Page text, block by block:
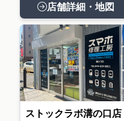
店舗詳細・地図
ストックラボ溝の口店